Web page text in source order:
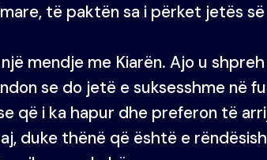
të paktën sa i përket jetës
mendje me Kiarën. Ajo u
se do jetë e suksesshme në
që i ka hapur dhe preferon të
duke thënë që është e